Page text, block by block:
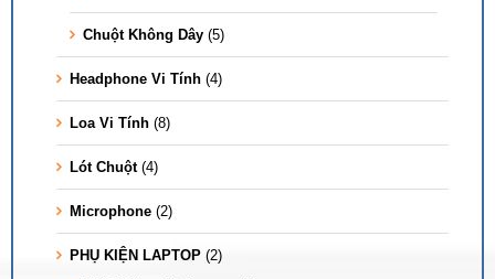
Chuột Không Dây (5)
Headphone Vi Tính (4)
Loa Vi Tính (8)
Lót Chuột (4)
Microphone (2)
PHỤ KIỆN LAPTOP (2)